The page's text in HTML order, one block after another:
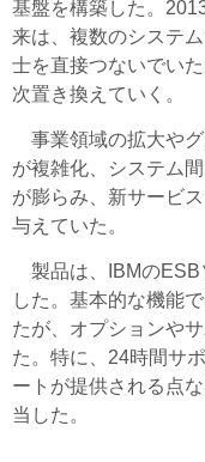
基盤を構築した。
来は、複数のシステ
士を直接つないでい
次置き換えていく。
事業領域の拡大や
が複雑化、システム
が膨らみ、新サービ
与えていた。
製品は、IBMのESB
した。基本的な機能
たが、オプションや
た。特に、24時間サ
ートが提供される点
当した。